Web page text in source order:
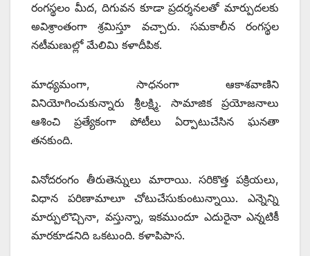
రంగస్థలం మీద, దిగువన కూడా ప్రదర్శనలతో మార్పుదలకు
అవిశ్రాంతంగా శ్రమిస్తూ వచ్చారు. సమకాలీన రంగస్థల
నటీమణుల్లో మేలిమి కళాదీపిక.
మాధ్యమంగా, సాధనంగా ఆకాశవాణిని
వినియోగించుకున్నారు శ్రీలక్ష్మి. సామాజిక ప్రయోజనాలు
ఆశించి ప్రత్యేకంగా పోటీలు ఏర్పాటుచేసిన ఘనతా
తనకుంది.
వినోదరంగం తీరుతెన్నులు మారాయి. సరికొత్త పక్రియలు,
విధాన పరిణామాలూ చోటుచేసుకుంటున్నాయి. ఎన్నెన్ని
మార్పులొచ్చినా, వస్తున్నా, ఇకముందూ ఎదురైనా ఎన్నటికీ
మారకూడనిది ఒకటుంది. కళాపిపాస.